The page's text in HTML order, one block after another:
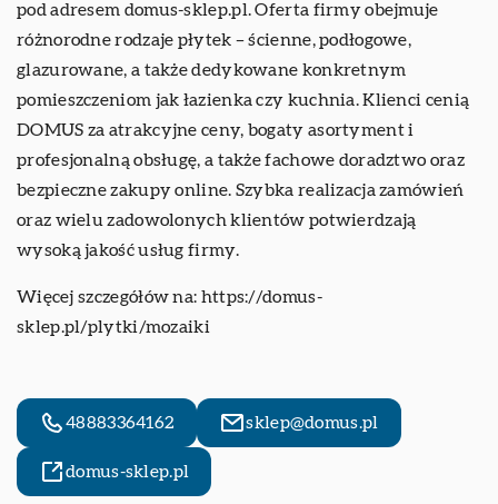
pod adresem domus-sklep.pl. Oferta firmy obejmuje
różnorodne rodzaje płytek – ścienne, podłogowe,
glazurowane, a także dedykowane konkretnym
pomieszczeniom jak łazienka czy kuchnia. Klienci cenią
DOMUS za atrakcyjne ceny, bogaty asortyment i
profesjonalną obsługę, a także fachowe doradztwo oraz
bezpieczne zakupy online. Szybka realizacja zamówień
oraz wielu zadowolonych klientów potwierdzają
wysoką jakość usług firmy.
Więcej szczegółów na: https://domus-
sklep.pl/plytki/mozaiki
48883364162 sklep@domus.pl
domus-sklep.pl